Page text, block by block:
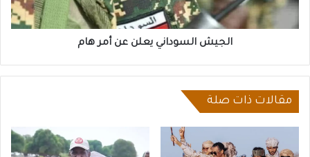
الجيش السوداني يعلن عن أمر هام
مقالات ذات صلة